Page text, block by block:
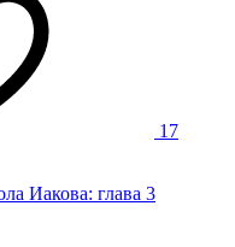
17
Иакова: глава 3